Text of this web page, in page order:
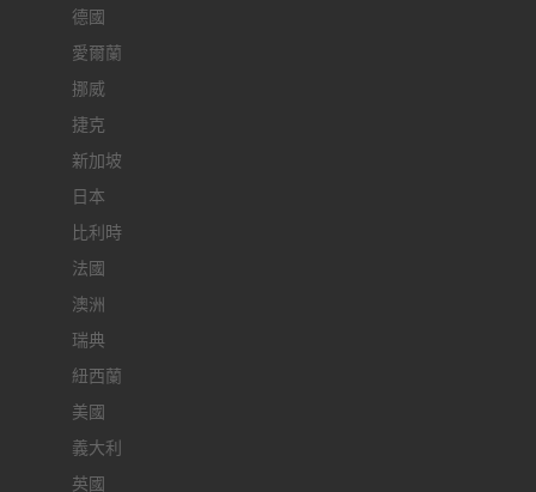
德國
愛爾蘭
挪威
捷克
新加坡
日本
比利時
法國
澳洲
瑞典
紐西蘭
美國
義大利
英國